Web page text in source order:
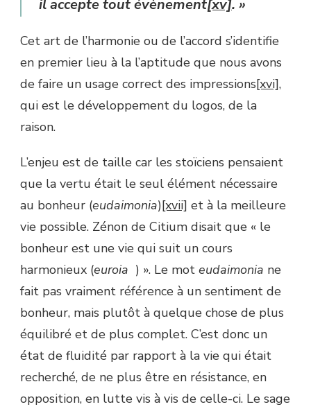
il accepte tout évènement[xv]. »
Cet art de l’harmonie ou de l’accord s’identifie
en premier lieu à la l’aptitude que nous avons
de faire un usage correct des impressions[xvi],
qui est le développement du logos, de la
raison.
L’enjeu est de taille car les stoïciens pensaient
que la vertu était le seul élément nécessaire
au bonheur (eudaimonia)[xvii] et à la meilleure
vie possible. Zénon de Citium disait que « le
bonheur est une vie qui suit un cours
harmonieux (euroia ) ». Le mot eudaimonia ne
fait pas vraiment référence à un sentiment de
bonheur, mais plutôt à quelque chose de plus
équilibré et de plus complet. C’est donc un
état de fluidité par rapport à la vie qui était
recherché, de ne plus être en résistance, en
opposition, en lutte vis à vis de celle-ci. Le sage